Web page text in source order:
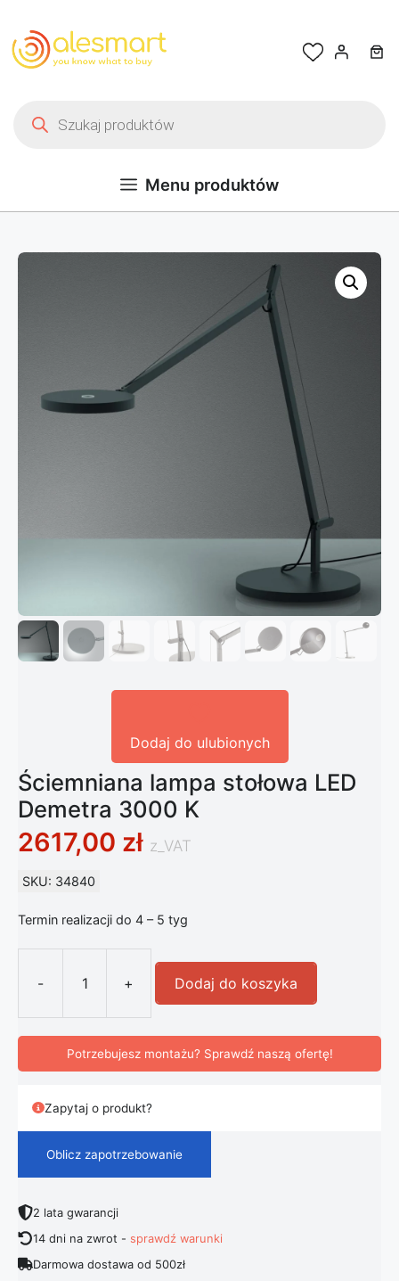
Menu produktów
Dodaj do ulubionych
Ściemniana lampa stołowa LED
Demetra 3000 K
2617,00 zł z_VAT
SKU: 34840
Termin realizacji do 4 – 5 tyg
-
ilość Ściemniana lampa stołowa
+ Dodaj do koszyka
Potrzebujesz montażu? Sprawdź naszą ofertę!
Zapytaj o produkt?
Oblicz zapotrzebowanie
2 lata gwarancji
14 dni na zwrot -sprawdź warunki
Darmowa dostawa od 500zł